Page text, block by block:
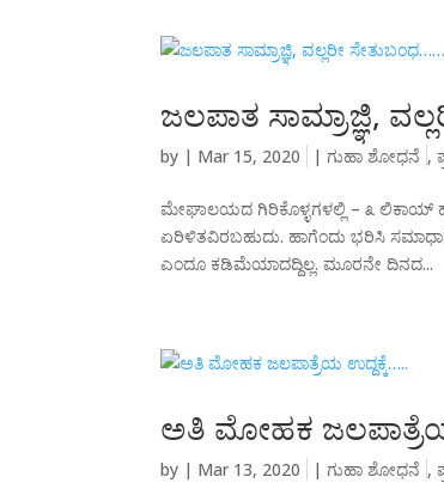
ಜಲಪಾತ ಸಾಮ್ರಾಜ್ಞಿ,
by | Mar 15, 2020 |ಗುಹಾ ಶೋಧನೆ ,
ಮೇಘಾಲಯದ ಗಿರಿಕೊಳ್ಳಗಳಲ್ಲಿ – ೩ ಲಿಕಾಯ್
ಏರಿಳಿತವಿರಬಹುದು. ಹಾಗೆಂದು ಭರಿಸಿ
ಎಂದೂ ಕಡಿಮೆಯಾದದ್ದಿಲ್ಲ. ಮೂರನೇ ದಿನದ...
ಅತಿ ಮೋಹಕ
by | Mar 13, 2020 |ಗುಹಾ ಶೋಧನೆ ,